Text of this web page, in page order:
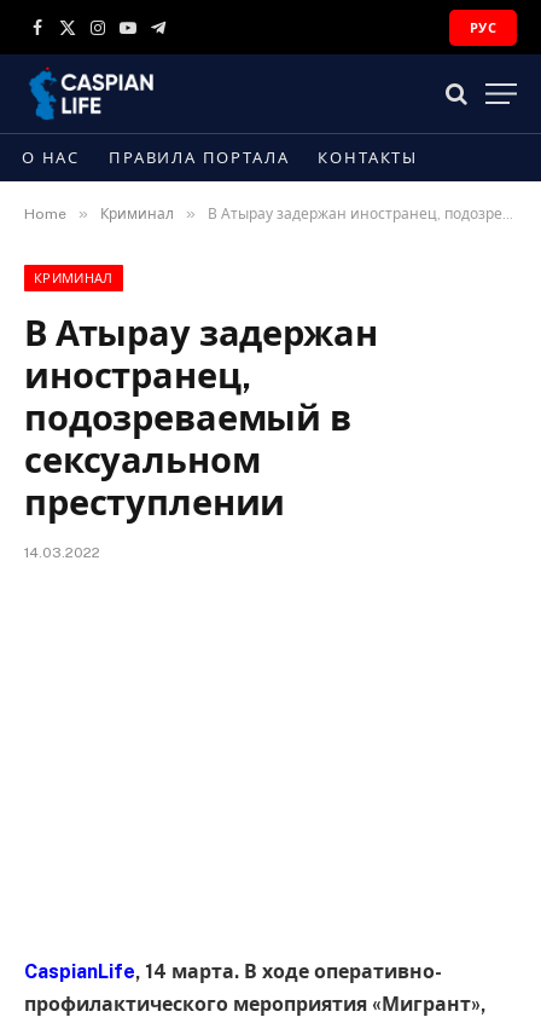
Facebook
X
Instagram
YouTubeTelegram
РУС
О НАС ПРАВИЛА ПОРТАЛА КОНТАКТЫ
Home » Криминал » В Атырау задержан иностранец, подозреваемый в сексуальном преступлении
КРИМИНАЛ
В Атырау задержан
иностранец,
подозреваемый в
сексуальном
преступлении
14.03.2022
CaspianLife, 14 марта. В ходе оперативно-
профилактического мероприятия «Мигрант»,